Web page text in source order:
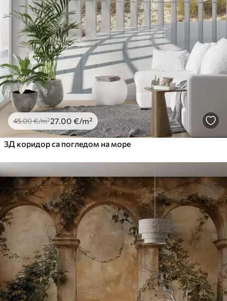
Premium
56.6734.00€/m²
Premium Vinil
65.0039.00 €/m²
Peel and Stick
81.6749.00€/m²
45.00€/m²27 .00 €/m²
3Д коридор са погледом на море